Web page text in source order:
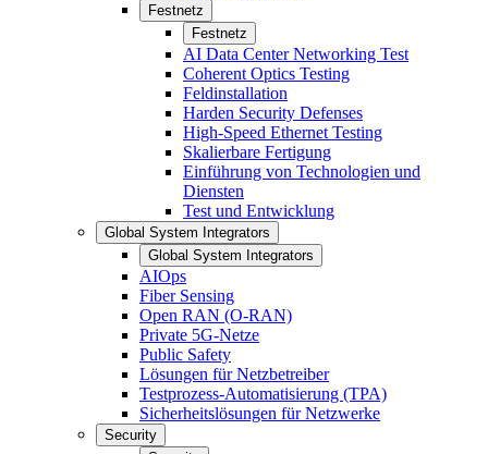
Festnetz
Festnetz
AI Data Center Networking Test
Coherent Optics Testing
Feldinstallation
Harden Security Defenses
High-Speed Ethernet Testing
Skalierbare Fertigung
Einführung von Technologien und
Diensten
Test und Entwicklung
Global System Integrators
Global System Integrators
AIOps
Fiber Sensing
Open RAN (O-RAN)
Private 5G-Netze
Public Safety
Lösungen für Netzbetreiber
Testprozess-Automatisierung (TPA)
Sicherheitslösungen für Netzwerke
Security